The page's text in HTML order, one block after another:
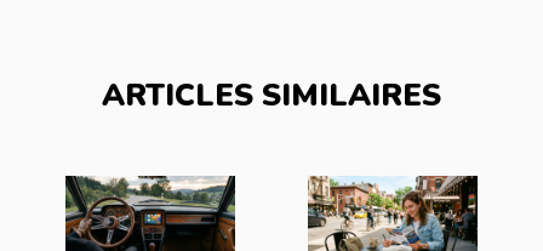
ARTICLES SIMILAIRES